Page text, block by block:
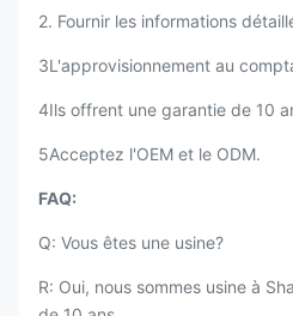
2. Fournir les informations
3L'approvisionnement au
4Ils offrent une garantie de 10
5Acceptez l'OEM et le ODM.
FAQ:
Q: Vous êtes une usine?
R: Oui, nous sommes usine à